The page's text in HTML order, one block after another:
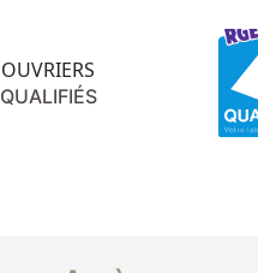
OUVRIERS
QUALIFIÉS